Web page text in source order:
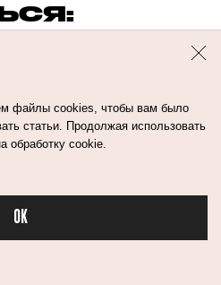
Бьюти в спорте
ТЕМЕ
файлы cookies, чтобы вам было
статьи. Продолжая использовать
обработку cookie.
OK